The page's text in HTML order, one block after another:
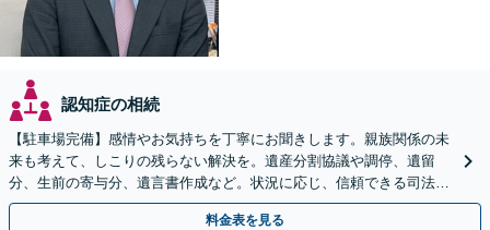
認知症の相続
【駐車場完備】感情やお気持ちを丁寧にお聞きします。親族関係の未
来も考えて、しこりの残らない解決を。遺産分割協議や調停、遺留
分、生前の寄与分、遺言書作成など。状況に応じ、信頼できる司法書
士・税理士をご紹介します【WEB面談＆出張相談可】
料金表を見る